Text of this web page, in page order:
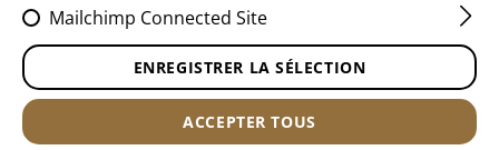
Mailchimp Connected Site
ENREGISTRER LA SÉLECTION
ACCEPTER TOUS